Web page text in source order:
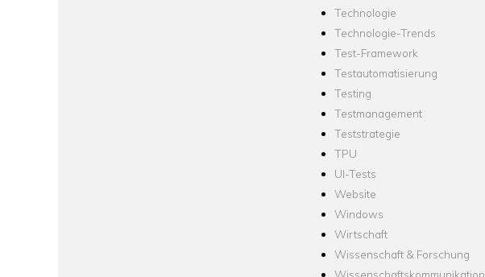
Technologie
Technologie-Trends
Test-Framework
Testautomatisierung
Testing
Testmanagement
Teststrategie
TPU
UI-Tests
Website
Windows
Wirtschaft
Wissenschaft & Forschung
Wissenschaftskommunikation